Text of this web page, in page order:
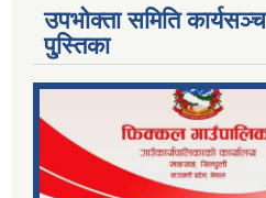
उपभोक्ता समिति
पु्स्तिका